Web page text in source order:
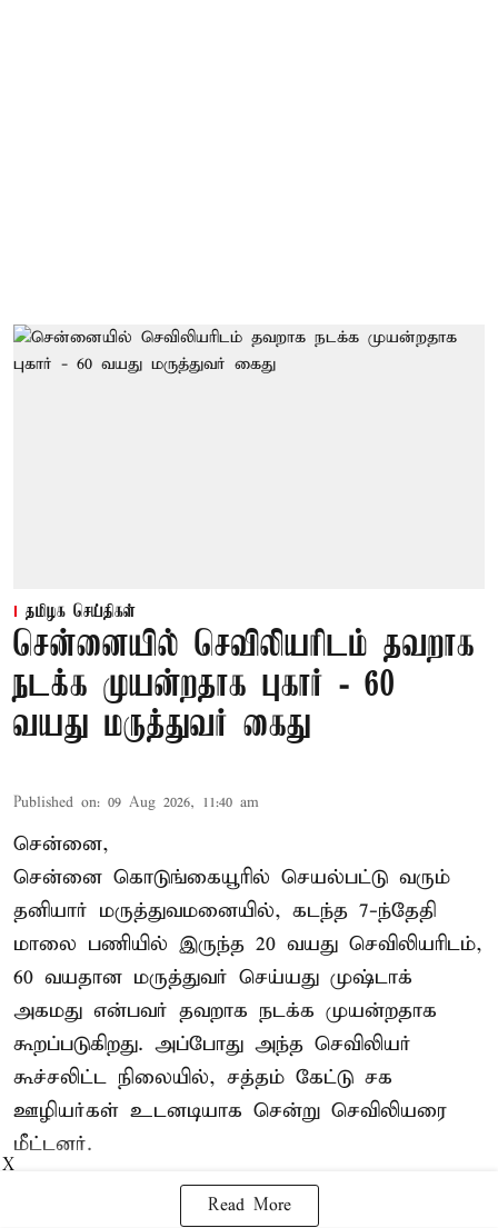
தமிழக செய்திகள்
சென்னையில் செவிலியரிடம் தவறாக
நடக்க முயன்றதாக புகார் - 60
வயது மருத்துவர் கைது
Published on: 09 Aug 2026, 11:40 am
சென்னை,
சென்னை கொடுங்கையூரில் செயல்பட்டு வரும்
தனியார் மருத்துவமனையில், கடந்த 7-ந்தேதி
மாலை பணியில் இருந்த 20 வயது செவிலியரிடம்,
60 வயதான மருத்துவர் செய்யது முஷ்டாக்
அகமது என்பவர் தவறாக நடக்க முயன்றதாக
கூறப்படுகிறது. அப்போது அந்த செவிலியர்
கூச்சலிட்ட நிலையில், சத்தம் கேட்டு சக
ஊழியர்கள் உடனடியாக சென்று செவிலியரை
மீட்டனர்.
Read More
X